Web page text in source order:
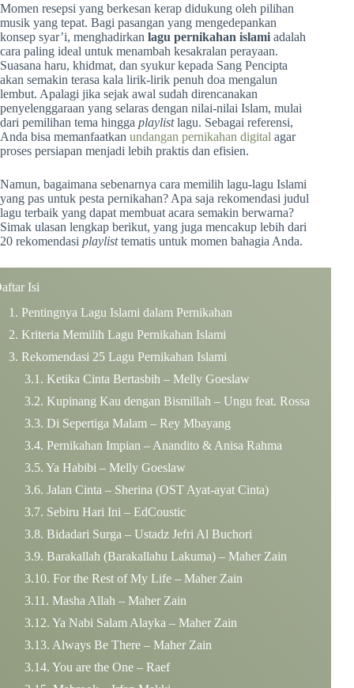
Momen resepsi yang berkesan kerap didukung oleh pilihan
musik yang tepat. Bagi pasangan yang mengedepankan
konsep syar’i, menghadirkan lagu pernikahan islami adalah
cara paling ideal untuk menambah kesakralan perayaan.
Suasana haru, khidmat, dan syukur kepada Sang Pencipta
akan semakin terasa kala lirik-lirik penuh doa mengalun
lembut. Apalagi jika sejak awal sudah direncanakan
penyelenggaraan yang selaras dengan nilai-nilai Islam, mulai
dari pemilihan tema hingga playlistlagu. Sebagai referensi,
Anda bisa memanfaatkan undangan pernikahan digital agar
proses persiapan menjadi lebih praktis dan efisien.
Namun, bagaimana sebenarnya cara memilih lagu-lagu Islami
yang pas untuk pesta pernikahan? Apa saja rekomendasi judul
lagu terbaik yang dapat membuat acara semakin berwarna?
Simak ulasan lengkap berikut, yang juga mencakup lebih dari
20 rekomendasi playlisttematis untuk momen bahagia Anda.
Isi
Pentingnya Lagu Islami dalam Pernikahan
Kriteria Memilih Lagu Pernikahan Islami
Rekomendasi 25 Lagu Pernikahan Islami
Ketika Cinta Bertasbih – Melly Goeslaw
Kupinang Kau dengan Bismillah – Ungu feat. Rossa
Di Sepertiga Malam – Rey Mbayang
Pernikahan Impian – Anandito & Anisa Rahma
Ya Habibi – Melly Goeslaw
Jalan Cinta – Sherina (OST Ayat-ayat Cinta)
Sebiru Hari Ini – EdCoustic
Bidadari Surga – Ustadz Jefri Al Buchori
Barakallah (Barakallahu Lakuma) – Maher Zain
For the Rest of My Life – Maher Zain
Masha Allah – Maher Zain
Ya Nabi Salam Alayka – Maher Zain
Always Be There – Maher Zain
You are the One – Raef